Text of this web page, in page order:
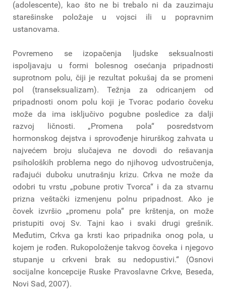
(adolescente), kao što ne bi trebalo ni da zauzimaju
starešinske položaje u vojsci ili u popravnim
ustanovama.
Povremeno se izopačenja ljudske seksualnosti
ispoljavaju u formi bolesnog osećanja pripadnosti
suprotnom polu, čiji je rezultat pokušaj da se promeni
pol (transeksualizam). Težnja za odricanjem od
pripadnosti onom polu koji je Tvorac podario čoveku
može da ima isključivo pogubne posledice za dalji
razvoj ličnosti. „Promena pola“ posredstvom
hormonskog dejstva i sprovođenje hirurškog zahvata u
najvećem broju slučajeva ne dovodi do rešavanja
psiholoških problema nego do njihovog udvostručenja,
rađajući duboku unutrašnju krizu. Crkva ne može da
odobri tu vrstu „pobune protiv Tvorca“ i da za stvarnu
prizna veštački izmenjenu polnu pripadnost. Ako je
čovek izvršio „promenu pola“ pre krštenja, on može
pristupiti ovoj Sv. Tajni kao i svaki drugi grešnik.
Međutim, Crkva ga krsti kao pripadnika onog pola, u
kojem je rođen. Rukopoloženje takvog čoveka i njegovo
stupanje u crkveni brak su nedopustivi.“ (Osnovi
socijalne koncepcije Ruske Pravoslavne Crkve, Beseda,
Novi Sad, 2007).